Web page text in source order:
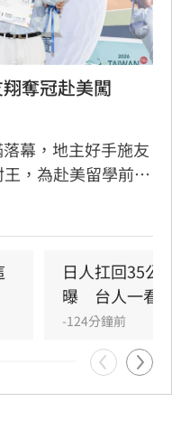
奪冠赴美闖
幕，地主好手施友
，為赴美留學前留
手表現亮眼，橫掃
女B組經歷激烈延長
。
日人扛回35公
曝　台人一看：
-124分鐘前